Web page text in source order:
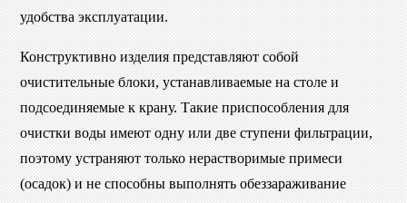
удобства эксплуатации.
Конструктивно изделия представляют собой
очистительные блоки, устанавливаемые на столе и
подсоединяемые к крану. Такие приспособления для
очистки воды имеют одну или две ступени фильтрации,
поэтому устраняют только нерастворимые примеси
(осадок) и не способны выполнять обеззараживание